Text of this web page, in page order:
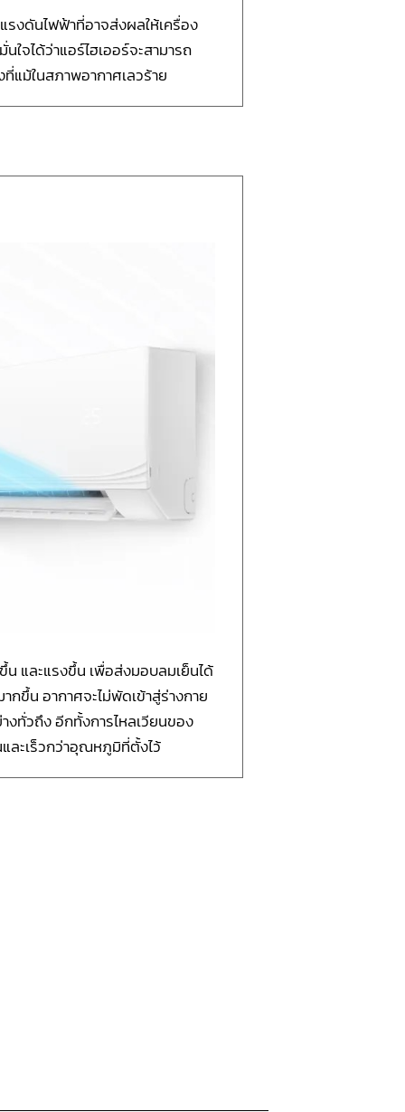
งดันไฟฟ้าที่อาจส่งผลให้เครื่อง
จได้ว่าแอร์ไฮเออร์จะสามารถ
แม้ในสภาพอากาศเลวร้าย
น และแรงขึ้น เพื่อส่งมอบลมเย็นได้
ขึ้น อากาศจะไม่พัดเข้าสู่ร่างกาย
งทั่วถึง อีกทั้งการไหลเวียนของ
ละเร็วกว่าอุณหภูมิที่ตั้งไว้